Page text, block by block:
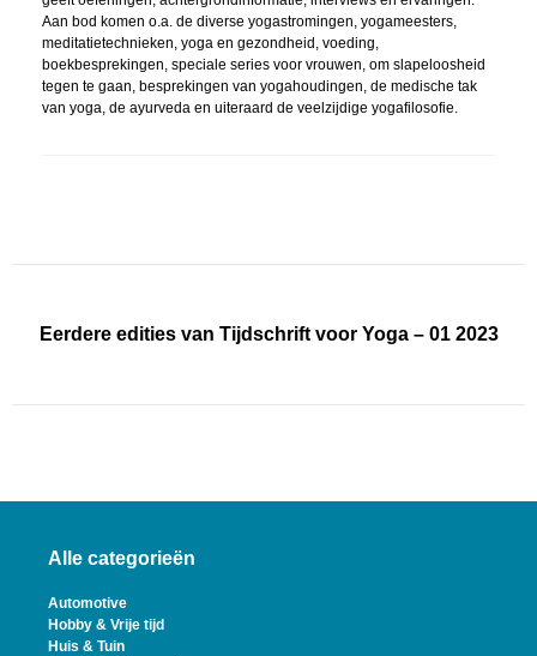
Aan bod komen o.a. de diverse yogastromingen, yogameesters,
meditatietechnieken, yoga en gezondheid, voeding,
boekbesprekingen, speciale series voor vrouwen, om slapeloosheid
tegen te gaan, besprekingen van yogahoudingen, de medische tak
van yoga, de ayurveda en uiteraard de veelzijdige yogafilosofie.
Eerdere edities van Tijdschrift voor Yoga – 01 2023
Alle categorieën
Automotive
Hobby & Vrije tijd
Huis & Tuin